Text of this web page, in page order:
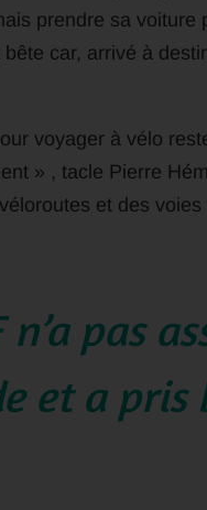
prendre sa
car, arrivé à
voyager à vélo
» , tacle Pierre
et des
n’a pas
et a pris